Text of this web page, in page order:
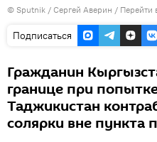
© Sputnik / Сергей Аверин / Перейти
Подписаться
Гражданин
границе при
Таджикистан
солярки вне пункта